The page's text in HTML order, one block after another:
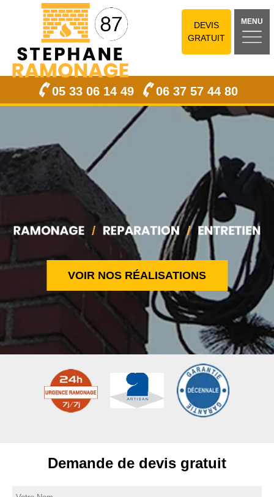
DEVIS
GRATUIT
MENU
05 33 06 14 49 06 37 57 44 80
VOIR NOS RÉALISATIONS
Demande de devis gratuit